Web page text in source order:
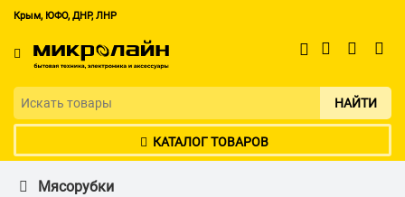
Крым, ЮФО, ДНР, ЛНР
НАЙТИ
КАТАЛОГ ТОВАРОВ
Мясорубки